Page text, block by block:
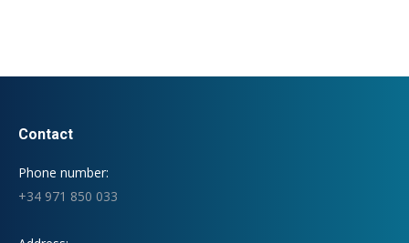
Contact
Phone number:
+34 971 850 033